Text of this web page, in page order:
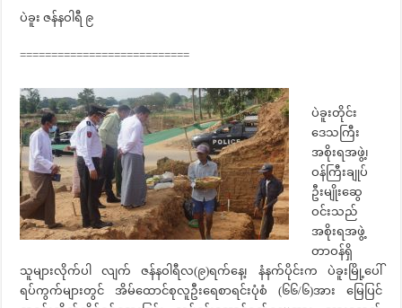
ပဲခူး ဇန်နဝါရီ ၉
===========================
ပဲခူးတိုင်း
ဒေသကြီး
အစိုးရအဖွဲ့၊
ဝန်ကြီးချုပ်
ဦးမျိုးဆွေ
ဝင်းသည်
အစိုးရအဖွဲ့
တာဝန်ရှိ
သူများလိုက်ပါ လျက် ဇန်နဝါရီလ(၉)ရက်နေ့၊ နံနက်ပိုင်းက ပဲခူးမြို့ပေါ်
ရပ်ကွက်များတွင် အိမ်ထောင်စုလူဦးရေစာရင်းပုံစံ (၆၆/၆)အား မြေပြင်